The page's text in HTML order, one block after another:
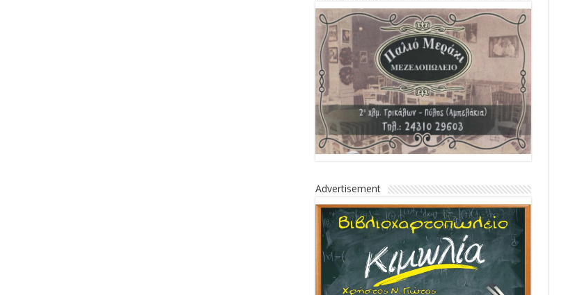
Advertisement